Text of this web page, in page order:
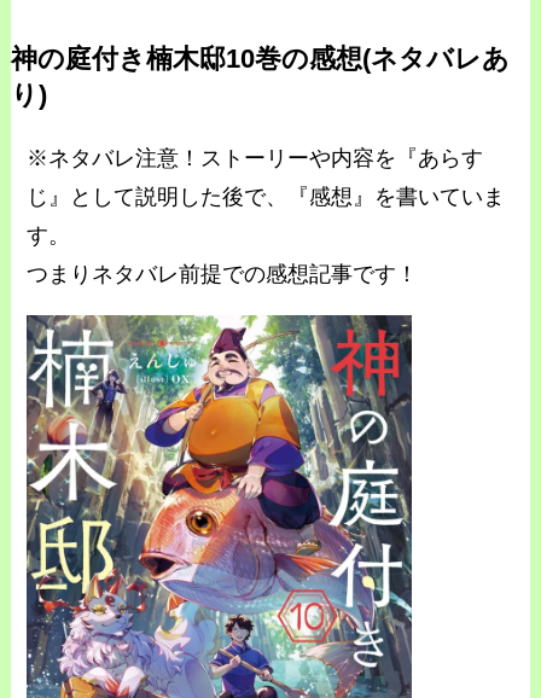
神の庭付き楠木邸10巻の感想(ネタバレあ
り)
※ネタバレ注意！ストーリーや内容を『あらす
じ』として説明した後で、『感想』を書いていま
す。
つまりネタバレ前提での感想記事です！